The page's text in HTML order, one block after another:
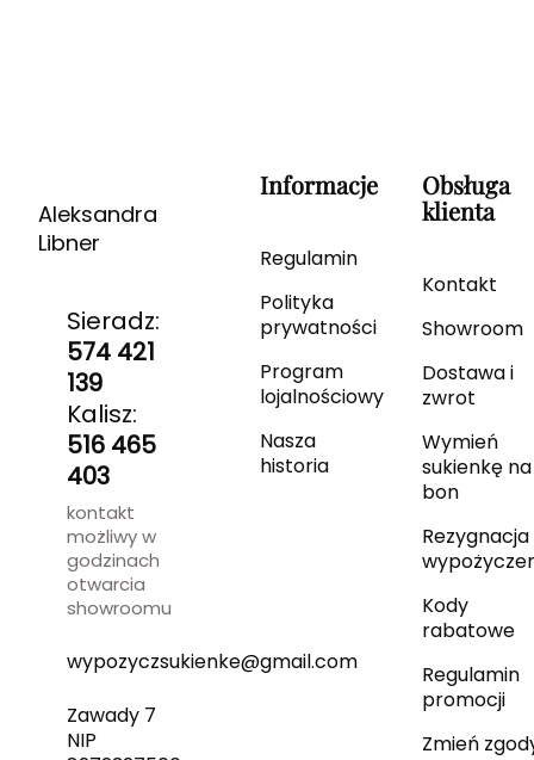
Aleksandra
Libner
Sieradz:
574 421
139
Kalisz:
516 465
403
kontakt
możliwy w
godzinach
otwarcia
showroomu
wypozyczsukienke@gmail.com
Zawady 7
NIP
Informacje
Regulamin
Polityka
prywatności
Program
lojalnościowy
Nasza
historia
Obsługa
klienta
Kontakt
Showroom
Dostawa i
zwrot
Wymień
sukienkę na
bon
Rezygnacja
Kody
rabatowe
Regulamin
promocji
Zmień